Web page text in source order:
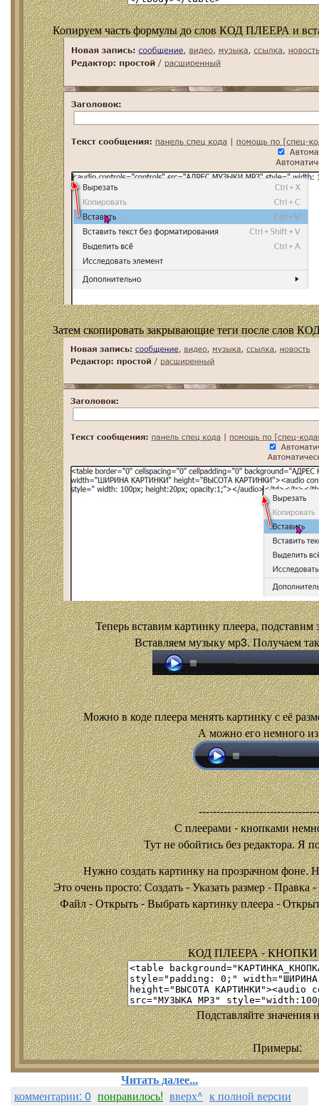
Копируем часть формулы до слов КОД ПЛЕЕРА и
Затем скопировать закрывающие теги после слов
Теперь вставим картинку плеера, подставим
Вставляем музыку мр3. Получаем
Можно в коде плеера менять картинку с её
А можно его немного
С плеерами - кнопками
Тут не обойтись без редактора. Я
Нужно создать картинку на прозрачном фоне.
Это очень просто: Создать - Указать размер -
Файл - Открыть - Выбрать картинку плеера -
КОД ПЛЕЕРА - КНОПКИ
Подставляйте значения
Примеры:
Читать далее...
комментарии: 0 понравилось! вверх^ к полной версии